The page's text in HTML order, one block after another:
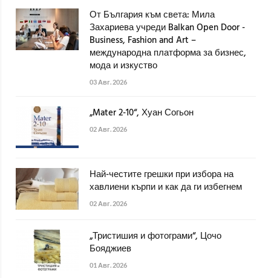
От България към света: Мила
Захариева учреди Balkan Open Door -
Business, Fashion and Art –
международна платформа за бизнес,
мода и изкуство
03 Авг. 2026
„Mater 2-10“, Хуан Согьон
02 Авг. 2026
Най-честите грешки при избора на
хавлиени кърпи и как да ги избегнем
02 Авг. 2026
„Тристишия и фотограми“, Цочо
Бояджиев
01 Авг. 2026